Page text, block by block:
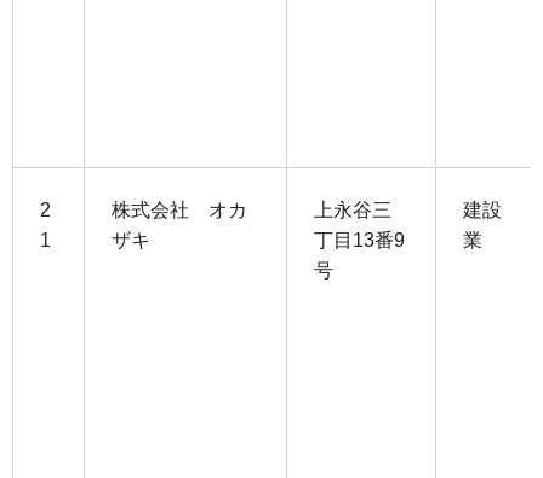
2
1
株式会社 オカ
ザキ
上永谷三
丁目13番9
号
建設
業